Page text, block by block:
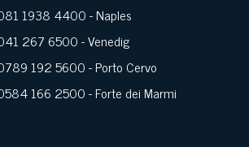
1938 4400- Naples
267 6500- Venedig
192 5600- Porto Cervo
166 2500- Forte dei Marmi